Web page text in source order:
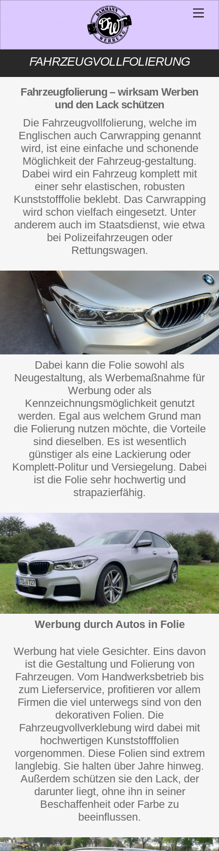
FAHRZEUGVOLLFOLIERUNG
Fahrzeugfolierung – wirksam Werben
und den Lack schützen
Die Fahrzeugvollfolierung, welche im
Englischen auch Carwrapping genannt
wird, ist eine einfache und schonende
Möglichkeit der Fahrzeug-gestaltung.
Dabei wird ein Fahrzeug komplett mit
einer sehr elastischen, robusten
Kunststofffolie beklebt. Das Carwrapping
wird schon vielfach eingesetzt. Unter
anderem auch im Staatsdienst, wie etwa
bei Polizeifahrzeugen oder
Rettungswagen.
Dabei kann die Folie sowohl als
Neugestaltung, als Werbemaßnahme für
Werbung oder als
Kennzeichnungsmöglichkeit genutzt
werden. Egal aus welchem Grund man
die Folierung nutzen möchte, die Vorteile
sind dieselben. Es ist wesentlich
günstiger als eine Lackierung oder
Komplett-Politur und Versiegelung. Dabei
ist die Folie sehr hochwertig und
strapazierfähig.
Werbung durch Autos in Folie
Werbung hat viele Gesichter. Eins davon
ist die Gestaltung und Folierung von
Fahrzeugen. Vom Handwerksbetrieb bis
zum Lieferservice, profitieren vor allem
Firmen die viel unterwegs sind von den
dekorativen Folien. Die
Fahrzeugvollverklebung wird dabei mit
hochwertigen Kunststofffolien
vorgenommen. Diese Folien sind extrem
langlebig. Sie halten über Jahre hinweg.
Außerdem schützen sie den Lack, der
darunter liegt, ohne ihn in seiner
Beschaffenheit oder Farbe zu
beeinflussen.